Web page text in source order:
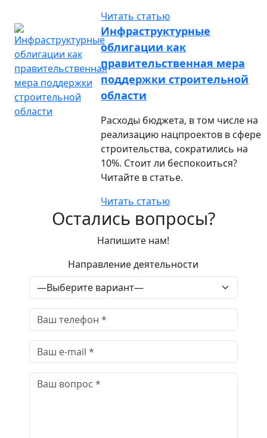
Читать статью
Инфраструктурные
облигации как
правительственная мера
поддержки строительной
области
Расходы бюджета, в том числе на
реализацию нацпроектов в сфере
строительства, сократились на
10%. Стоит ли беспокоиться?
Читайте в статье.
Читать статью
Остались вопросы?
Напишите нам!
Направление деятельности